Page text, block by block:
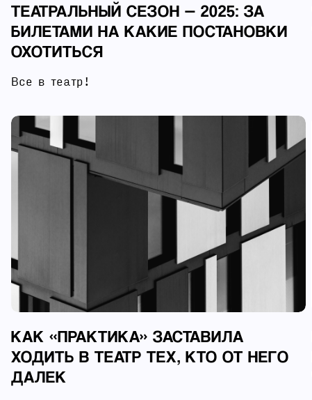
ТЕАТРАЛЬНЫЙ СЕЗОН — 2025: ЗА
БИЛЕТАМИ НА КАКИЕ ПОСТАНОВКИ
ОХОТИТЬСЯ
Все в театр!
КАК «ПРАКТИКА» ЗАСТАВИЛА
ХОДИТЬ В ТЕАТР ТЕХ, КТО ОТ НЕГО
ДАЛЕК